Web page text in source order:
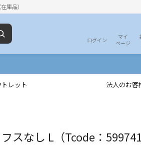
庫品）
ログイン
マイ
ページ
レット 法人のお客
スなし L（Tcode：